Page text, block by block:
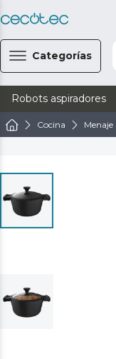
Categorías
Robots aspiradores
Cocina Menaje